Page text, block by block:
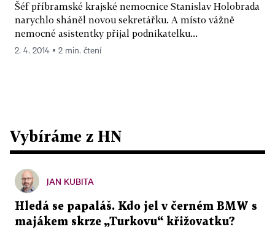
Šéf příbramské krajské nemocnice Stanislav Holobrada
narychlo sháněl novou sekretářku. A místo vážně
nemocné asistentky přijal podnikatelku...
2. 4. 2014 ▪ 2 min. čtení
Vybíráme z HN
JAN KUBITA
Hledá se papaláš. Kdo jel v černém BMW s
majákem skrze „Turkovu“ křižovatku?